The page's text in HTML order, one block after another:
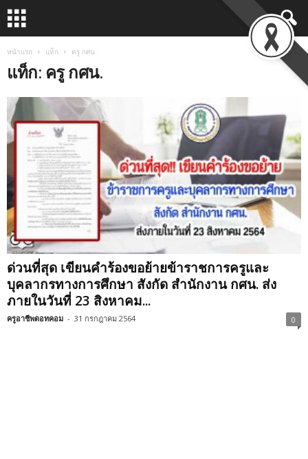
หน้าแรก แท็ก ครู กศน.
แท็ก: ครู กศน.
ด่วนที่สุด เขียนคำร้องขอย้ายข้าราชการครูและ
บุคลากรทางการศึกษา สังกัด สำนักงาน กศน. ส่ง
ภายในวันที่ 23 สิงหาคม...
ครูอาชีพดอทคอม - 31 กรกฎาคม 2564 0